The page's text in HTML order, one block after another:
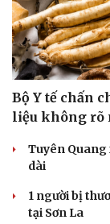
Cải chính
Bộ Y tế chấn
liệu không rõ
Tuyên Quang
dài
1 người bị
tại Sơn La